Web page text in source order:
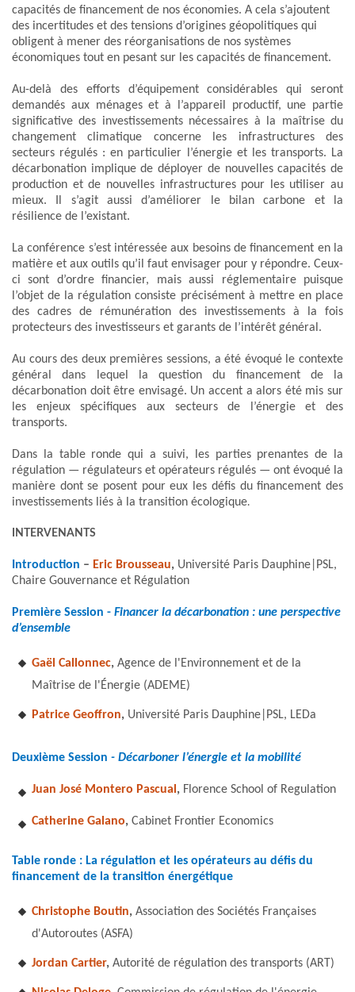
capacités de financement de nos économies. A cela s’ajoutent
des incertitudes et des tensions d’origines géopolitiques qui
obligent à mener des réorganisations de nos systèmes
économiques tout en pesant sur les capacités de financement.
Au-delà des efforts d’équipement considérables qui seront
demandés aux ménages et à l’appareil productif, une partie
significative des investissements nécessaires à la maîtrise du
changement climatique concerne les infrastructures des
secteurs régulés : en particulier l’énergie et les transports. La
décarbonation implique de déployer de nouvelles capacités de
production et de nouvelles infrastructures pour les utiliser au
mieux. Il s’agit aussi d’améliorer le bilan carbone et la
résilience de l’existant.
La conférence s’est intéressée aux besoins de financement en la
matière et aux outils qu’il faut envisager pour y répondre. Ceux-
ci sont d’ordre financier, mais aussi réglementaire puisque
l’objet de la régulation consiste précisément à mettre en place
des cadres de rémunération des investissements à la fois
protecteurs des investisseurs et garants de l’intérêt général.
Au cours des deux premières sessions, a été évoqué le contexte
général dans lequel la question du financement de la
décarbonation doit être envisagé. Un accent a alors été mis sur
les enjeux spécifiques aux secteurs de l’énergie et des
transports.
Dans la table ronde qui a suivi, les parties prenantes de la
régulation — régulateurs et opérateurs régulés — ont évoqué la
manière dont se posent pour eux les défis du financement des
investissements liés à la transition écologique.
INTERVENANTS
Introduction – Eric Brousseau, Université Paris Dauphine|PSL,
Chaire Gouvernance et Régulation
Première Session - Financer la décarbonation : une perspective
d’ensemble
Gaël Callonnec, Agence de l'Environnement et de la
Maîtrise de l'Énergie (ADEME)
Patrice Geoffron, Université Paris Dauphine|PSL, LEDa
Deuxième Session - Décarboner l’énergie et la mobilité
Juan José Montero Pascual , Florence School of Regulation
Catherine Galano, Cabinet Frontier Economics
Table ronde : La régulation et les opérateurs au défis du
financement de la transition énergétique
Christophe Boutin, Association des Sociétés Françaises
d'Autoroutes (ASFA)
Jordan Cartier, Autorité de régulation des transports (ART)